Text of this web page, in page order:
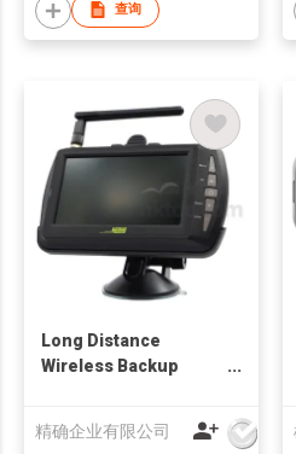
查询
Long Distance
Wireless Backup
精确企业有限公司